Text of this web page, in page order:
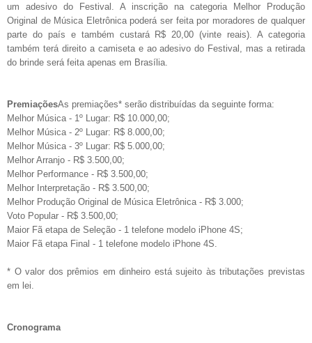
um adesivo do Festival. A inscrição na categoria Melhor Produção
Original de Música Eletrônica poderá ser feita por moradores de qualquer
parte do país e também custará R$ 20,00 (vinte reais). A categoria
também terá direito a camiseta e ao adesivo do Festival, mas a retirada
do brinde será feita apenas em Brasília.
PremiaçõesAs premiações* serão distribuídas da seguinte forma:
Melhor Música - 1º Lugar: R$ 10.000,00;
Melhor Música - 2º Lugar: R$ 8.000,00;
Melhor Música - 3º Lugar: R$ 5.000,00;
Melhor Arranjo - R$ 3.500,00;
Melhor Performance - R$ 3.500,00;
Melhor Interpretação - R$ 3.500,00;
Melhor Produção Original de Música Eletrônica - R$ 3.000;
Voto Popular - R$ 3.500,00;
Maior Fã etapa de Seleção - 1 telefone modelo iPhone 4S;
Maior Fã etapa Final - 1 telefone modelo iPhone 4S.
* O valor dos prêmios em dinheiro está sujeito às tributações previstas
em lei.
Cronograma